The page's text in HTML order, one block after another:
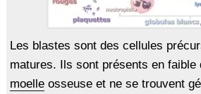
Les blastes sont des cellules
matures. Ils sont présents en faible
moelleosseuse et ne se trouvent